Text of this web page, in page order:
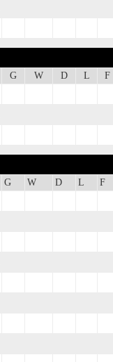
G
W D L
F
G
W D L
F